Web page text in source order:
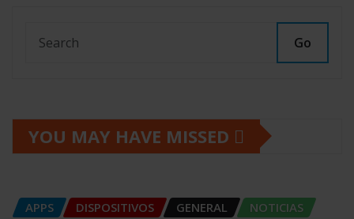
Go
YOU MAY HAVE MISSED
APPS DISPOSITIVOS GENERAL
NOTICIAS